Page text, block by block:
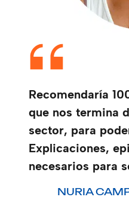
Recomendaría
que nos termina
sector, para
Explicaciones,
necesarios para
NURIA